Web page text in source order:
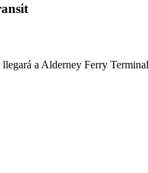
a Alderney Ferry